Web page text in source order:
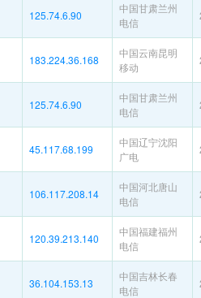
125.74.6.90
中国甘肃兰州
电信
183.224.36.168
中国云南昆明
移动
125.74.6.90
中国甘肃兰州
电信
45.117.68.199
中国辽宁沈阳
广电
106.117.208.14
中国河北唐山
电信
120.39.213.140
中国福建福州
电信
36.104.153.13
中国吉林长春
电信